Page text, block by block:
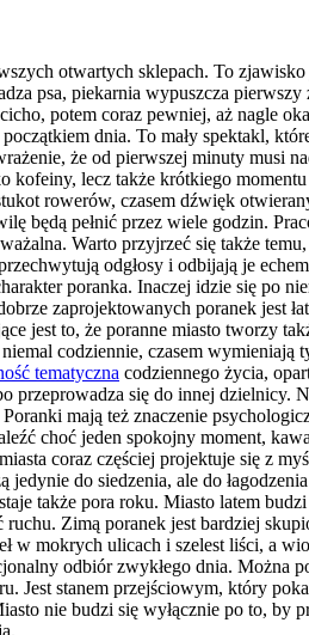
otwartych sklepach. To zjawisko
psa, piekarnia wypuszcza pierwszy
potem coraz pewniej, aż nagle
dnia. To mały spektakl,
że od pierwszej minuty musi
kofeiny, lecz także krótkiego
rowerów, czasem dźwięk
będą pełnić przez wiele godzin.
Warto przyjrzeć się także
odgłosy i odbijają je
poranka. Inaczej idzie się po
zaprojektowanych poranek jest
jest to, że poranne miasto tworzy
codziennie, czasem wymieniają
tematyczna codziennego życia,
przeprowadza się do innej dzielnicy.
mają też znaczenie
choć jeden spokojny moment,
coraz częściej projektuje się z
do siedzenia, ale do
także pora roku. Miasto latem
Zimą poranek jest bardziej
w mokrych ulicach i szelest liści, a
odbiór zwykłego dnia. Można
Jest stanem przejściowym, który
nie budzi się wyłącznie po to, by